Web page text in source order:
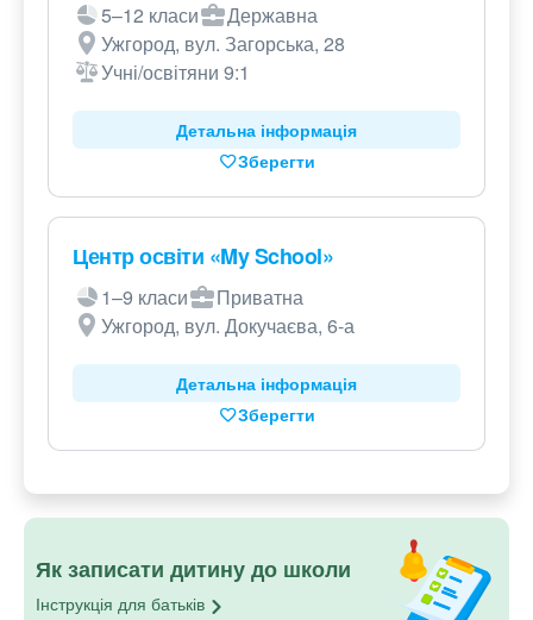
5–12 класи
Державна
Ужгород, вул. Загорська, 28
Учні/освітяни 9:1
Детальна інформація
Зберегти
Центр освіти «My School»
1–9 класи
Приватна
Ужгород, вул. Докучаєва, 6-а
Детальна інформація
Зберегти
Як записати дитину до школи
Інструкція для батьків